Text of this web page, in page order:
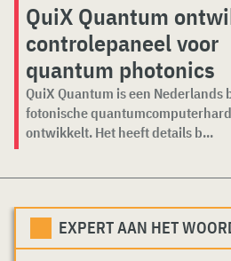
QuiX Quantum
controlepaneel voor
quantum photonics
QuiX Quantum is een Nederlands
fotonische
ontwikkelt. Het heeft details b...
EXPERT AAN HET